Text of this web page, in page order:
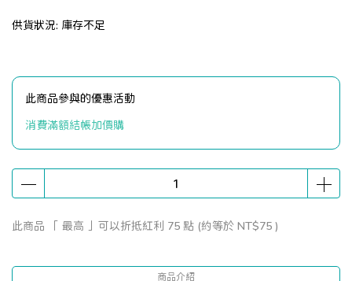
供貨狀況: 庫存不足
此商品參與的優惠活動
消費滿額結帳加價購
此商品 「 最高 」可以折抵紅利 75 點 (約等於 NT$75 )
商品介紹